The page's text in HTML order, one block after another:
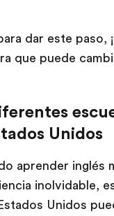
dar este paso,
que puede
Unidos
aprender inglés
inolvidable,
Unidos